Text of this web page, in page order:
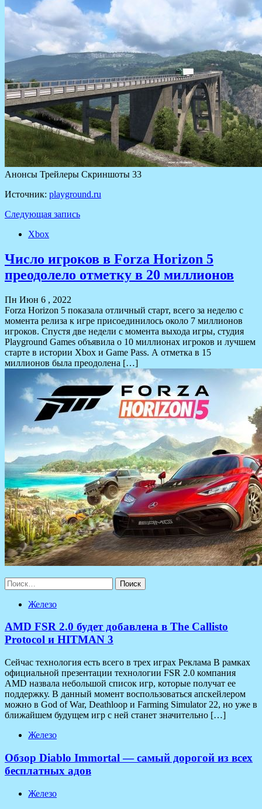
Анонсы Трейлеры Скриншоты 33
Источник: playground.ru
Следующая запись
Xbox
Число игроков в Forza Horizon 5
преодолело отметку в 20 миллионов
Пн Июн 6 , 2022
Forza Horizon 5 показала отличный старт, всего за неделю с
момента релиза к игре присоединилось около 7 миллионов
игроков. Спустя две недели с момента выхода игры, студия
Playground Games объявила о 10 миллионах игроков и лучшем
старте в истории Xbox и Game Pass. А отметка в 15
миллионов была преодолена […]
Найти:
Железо
AMD FSR 2.0 будет добавлена в The Callisto
Protocol и HITMAN 3
Сейчас технология есть всего в трех играх Реклама В рамках
официальной презентации технологии FSR 2.0 компания
AMD назвала небольшой список игр, которые получат ее
поддержку. В данный момент воспользоваться апскейлером
можно в God of War, Deathloop и Farming Simulator 22, но уже в
ближайшем будущем игр с ней станет значительно […]
Железо
Обзор Diablo Immortal — самый дорогой из всех
бесплатных адов
Железо